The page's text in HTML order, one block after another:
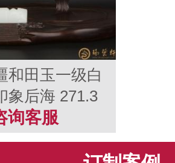
和田玉一级白
象后海 271.3
询客服